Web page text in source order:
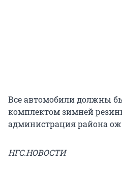
Все автомобили должны
комплектом зимней
администрация района
НГС.НОВОСТИ